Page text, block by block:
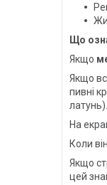
Що
Якщо
Якщо
пивні
латунь).
На
Коли
Якщо
цей